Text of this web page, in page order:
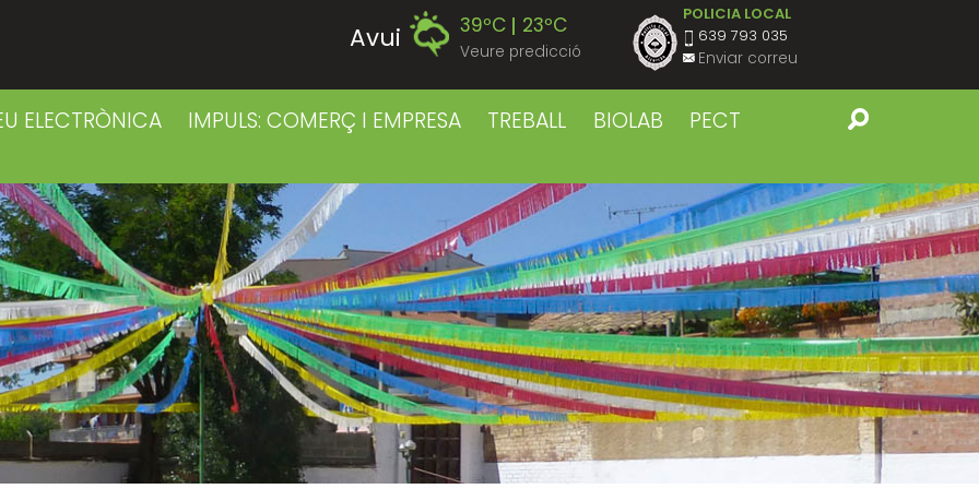
Avui 39ºC 23ºC
Veure predicció
Diumenge 39ºC 22ºC
39ºC 22ºC
Dimecres 41ºC 23ºC
Dijous 42ºC 22ºC
Divendres 40ºC 23ºC
POLICIA LOCAL
639 793 035
Enviar correu
ELECTRÒNICA IMPULS: COMERÇ I EMPRESA TREBALL BIOLAB
PECT